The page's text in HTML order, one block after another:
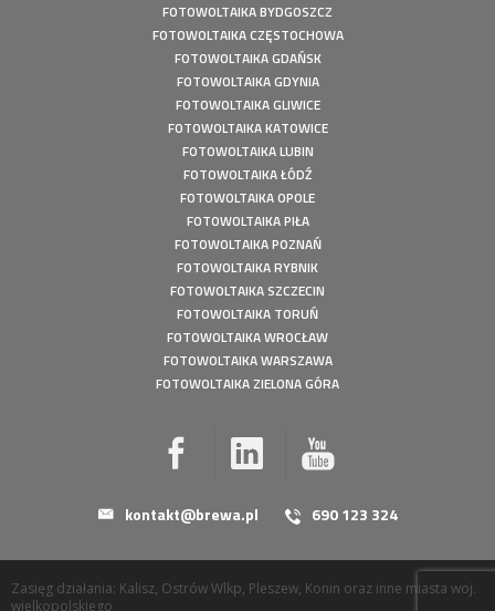
FOTOWOLTAIKA BYDGOSZCZ
FOTOWOLTAIKA CZĘSTOCHOWA
FOTOWOLTAIKA GDAŃSK
FOTOWOLTAIKA GDYNIA
FOTOWOLTAIKA GLIWICE
FOTOWOLTAIKA KATOWICE
FOTOWOLTAIKA LUBIN
FOTOWOLTAIKA ŁÓDŹ
FOTOWOLTAIKA OPOLE
FOTOWOLTAIKA PIŁA
FOTOWOLTAIKA POZNAŃ
FOTOWOLTAIKA RYBNIK
FOTOWOLTAIKA SZCZECIN
FOTOWOLTAIKA TORUŃ
FOTOWOLTAIKA WROCŁAW
FOTOWOLTAIKA WARSZAWA
FOTOWOLTAIKA ZIELONA GÓRA
kontakt@brewa.pl 690 123 324
Zasięg działania: Kalisz, Ostrów Wlkp, Pleszew, Konin oraz inne miasta woj.
wielkopolskiego